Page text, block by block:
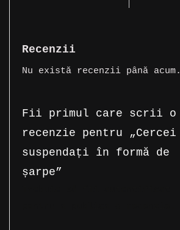
Recenzii
Nu există recenzii până acum.
Fii primul care scrii o
recenzie pentru „Cercei
suspendați în formă de
șarpe”